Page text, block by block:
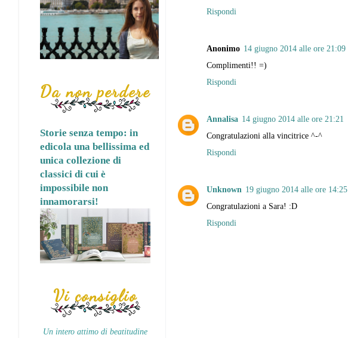
Rispondi
Anonimo 14 giugno 2014 alle ore 21:09
Complimenti!! =)
Rispondi
Annalisa 14 giugno 2014 alle ore 21:21
Congratulazioni alla vincitrice ^-^
Rispondi
Unknown 19 giugno 2014 alle ore 14:25
Congratulazioni a Sara! :D
Rispondi
Da non perdere
Storie senza tempo: in
edicola una bellissima ed
unica collezione di
classici di cui è
impossibile non
innamorarsi!
Vi consiglio
Un intero attimo di beatitudine